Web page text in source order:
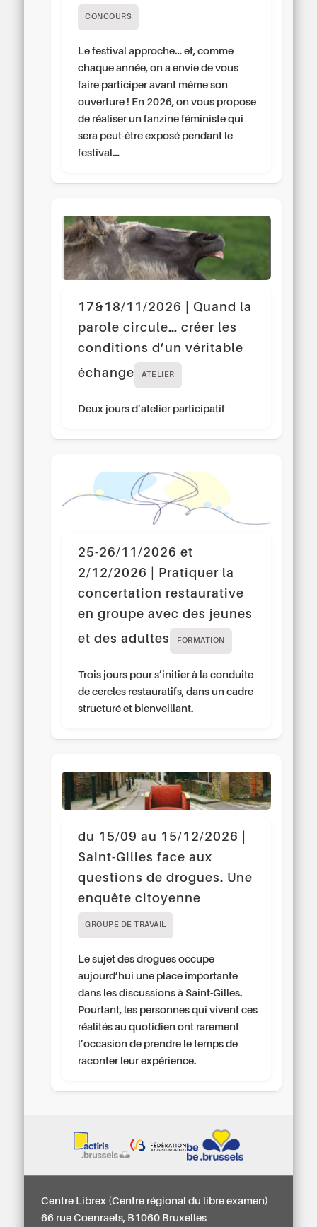
CONCOURS
Le festival approche… et, comme
chaque année, on a envie de vous
faire participer avant même son
ouverture ! En 2026, on vous propose
de réaliser un fanzine féministe qui
sera peut-être exposé pendant le
festival…
17&18/11/2026 | Quand la
parole circule… créer les
conditions d’un véritable
échange
ATELIER
Deux jours d’atelier participatif
25-26/11/2026 et
2/12/2026 | Pratiquer la
concertation restaurative
en groupe avec des jeunes
et des adultes
FORMATION
Trois jours pour s’initier à la conduite
de cercles restauratifs, dans un cadre
structuré et bienveillant.
du 15/09 au 15/12/2026 |
Saint-Gilles face aux
questions de drogues. Une
enquête citoyenne
GROUPE DE TRAVAIL
Le sujet des drogues occupe
aujourd’hui une place importante
dans les discussions à Saint-Gilles.
Pourtant, les personnes qui vivent ces
réalités au quotidien ont rarement
l’occasion de prendre le temps de
raconter leur expérience.
Centre Librex (Centre régional du libre examen)
66 rue Coenraets, B1060 Bruxelles